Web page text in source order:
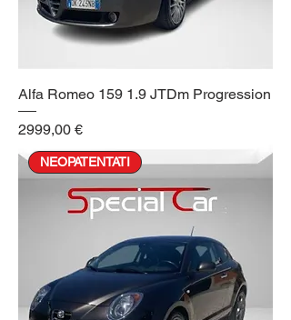
Alfa Romeo 159 1.9 JTDm Progression
Prezzo
2999,00 €
NEOPATENTATI